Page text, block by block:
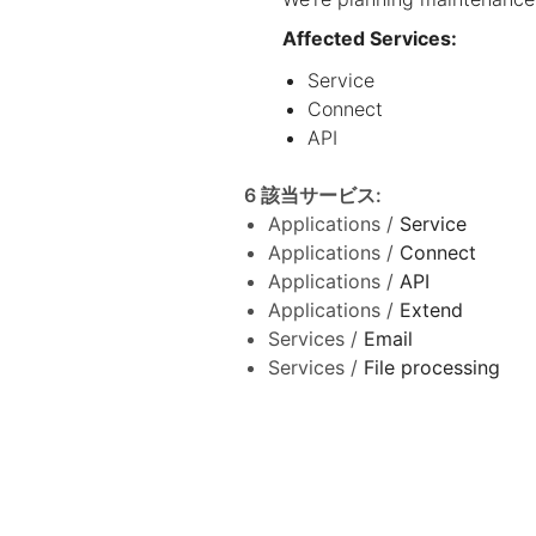
Affected Services:
Service
Connect
API
6 該当サービス:
Applications / Service
Applications / Connect
Applications / API
Applications / Extend
Services / Email
Services / File processing